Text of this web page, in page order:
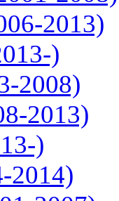
2013)
)
2008)
2013)
)
2014)